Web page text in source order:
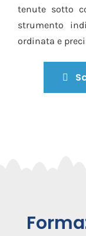
tenute sotto
strumento
ordinata e